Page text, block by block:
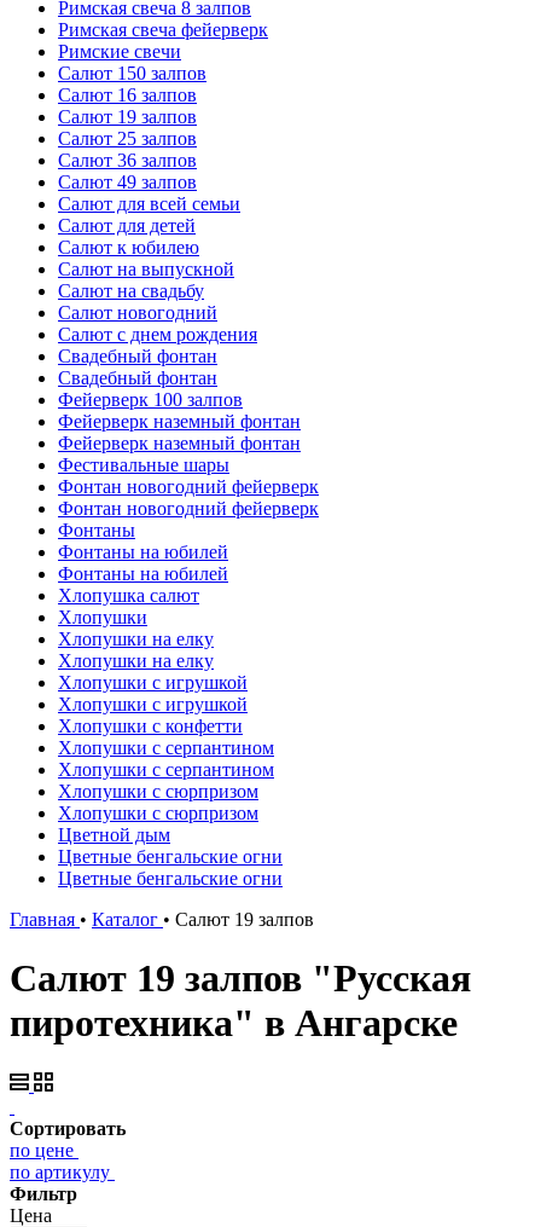
Римская свеча 8 залпов
Римская свеча фейерверк
Римские свечи
Салют 150 залпов
Салют 16 залпов
Салют 19 залпов
Салют 25 залпов
Салют 36 залпов
Салют 49 залпов
Салют для всей семьи
Салют для детей
Салют к юбилею
Салют на выпускной
Салют на свадьбу
Салют новогодний
Салют с днем рождения
Свадебный фонтан
Свадебный фонтан
Фейерверк 100 залпов
Фейерверк наземный фонтан
Фейерверк наземный фонтан
Фестивальные шары
Фонтан новогодний фейерверк
Фонтан новогодний фейерверк
Фонтаны
Фонтаны на юбилей
Фонтаны на юбилей
Хлопушка салют
Хлопушки
Хлопушки на елку
Хлопушки на елку
Хлопушки с игрушкой
Хлопушки с игрушкой
Хлопушки с конфетти
Хлопушки с серпантином
Хлопушки с серпантином
Хлопушки с сюрпризом
Хлопушки с сюрпризом
Цветной дым
Цветные бенгальские огни
Цветные бенгальские огни
Главная • Каталог • Салют 19 залпов
Салют 19 залпов "Русская
пиротехника" в Ангарске
Сортировать
по цене
по артикулу
Фильтр
Цена